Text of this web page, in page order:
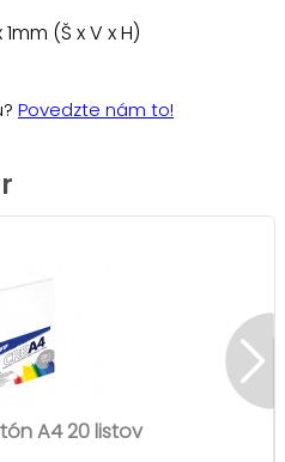
(Š x V x H)
Povedzte nám to!
A4 20 listov